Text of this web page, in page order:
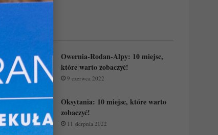
Regiony Francji:
Owernia-Rodan-Alpy: 10 miejsc,
które warto zobaczyć!
9 czerwca 2022
Oksytania: 10 miejsc, które warto
zobaczyć!
11 sierpnia 2022